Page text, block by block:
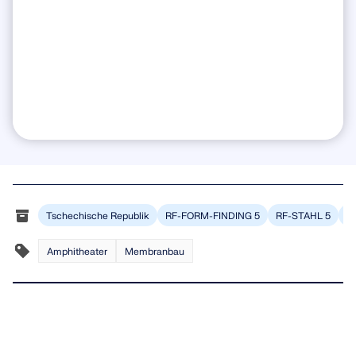
Tschechische Republik RF-FORM-FINDING 5 RF-STAHL 5
Amphitheater Membranbau